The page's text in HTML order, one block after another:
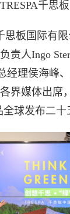
千思板
思板国际有
责人Ingo
经理侯海峰
界媒体出席
全球发布二十